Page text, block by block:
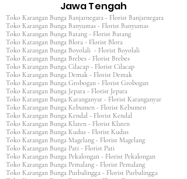
Jawa Tengah
Toko Karangan Bunga Banjarnegara - Florist Banjarnegara
Toko Karangan Bunga Banyumas - Florist Banyumas
Toko Karangan Bunga Batang - Florist Batang
Toko Karangan Bunga Blora - Florist Blora
Toko Karangan Bunga Boyolali - Florist Boyolali
Toko Karangan Bunga Brebes - Florist Brebes
Toko Karangan Bunga Cilacap - Florist Cilacap
Toko Karangan Bunga Demak - Florist Demak
Toko Karangan Bunga Grobogan - Florist Grobogan
Toko Karangan Bunga Jepara - Florist Jepara
Toko Karangan Bunga Karanganyar - Florist Karanganyar
Toko Karangan Bunga Kebumen - Florist Kebumen
Toko Karangan Bunga Kendal - Florist Kendal
Toko Karangan Bunga Klaten - Florist Klaten
Toko Karangan Bunga Kudus - Florist Kudus
Toko Karangan Bunga Magelang - Florist Magelang
Toko Karangan Bunga Pati - Florist Pati
Toko Karangan Bunga Pekalongan - Florist Pekalongan
Toko Karangan Bunga Pemalang - Florist Pemalang
Toko Karangan Bunga Purbalingga - Florist Purbalingga